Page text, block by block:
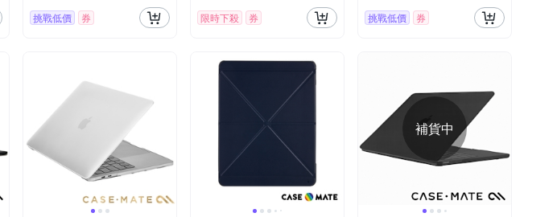
挑戰低價 券 限時下殺 券 挑戰低價 券
補貨中